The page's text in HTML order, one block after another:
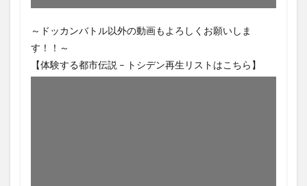
～ドッカンバトル以外の動画もよろしくお願いしま
す！！～
【体験する都市伝説 – トシデン再生リストはこちら】